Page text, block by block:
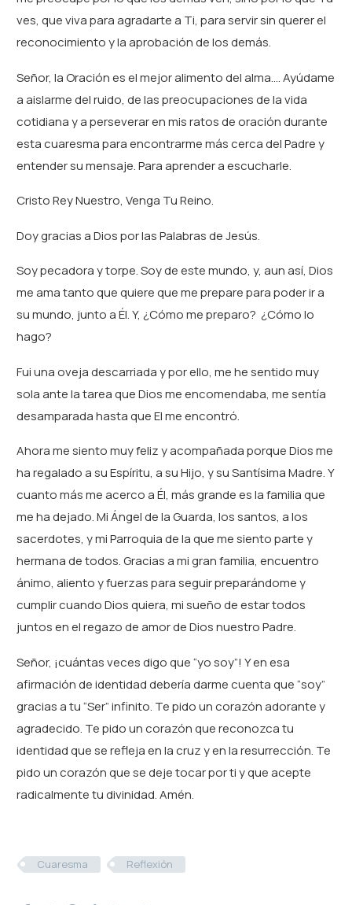
ves, que viva para agradarte a Ti, para servir sin querer el
reconocimiento y la aprobación de los demás.
Señor, la Oración es el mejor alimento del alma…. Ayúdame
a aislarme del ruido, de las preocupaciones de la vida
cotidiana y a perseverar en mis ratos de oración durante
esta cuaresma para encontrarme más cerca del Padre y
entender su mensaje. Para aprender a escucharle.
Cristo Rey Nuestro, Venga Tu Reino.
Doy gracias a Dios por las Palabras de Jesús.
Soy pecadora y torpe. Soy de este mundo, y, aun así, Dios
me ama tanto que quiere que me prepare para poder ir a
su mundo, junto a Él. Y, ¿Cómo me preparo? ¿Cómo lo
hago?
Fui una oveja descarriada y por ello, me he sentido muy
sola ante la tarea que Dios me encomendaba, me sentía
desamparada hasta que El me encontró.
Ahora me siento muy feliz y acompañada porque Dios me
ha regalado a su Espíritu, a su Hijo, y su Santísima Madre. Y
cuanto más me acerco a Él, más grande es la familia que
me ha dejado. Mi Ángel de la Guarda, los santos, a los
sacerdotes, y mi Parroquia de la que me siento parte y
hermana de todos. Gracias a mi gran familia, encuentro
ánimo, aliento y fuerzas para seguir preparándome y
cumplir cuando Dios quiera, mi sueño de estar todos
juntos en el regazo de amor de Dios nuestro Padre.
Señor, ¡cuántas veces digo que “yo soy”! Y en esa
afirmación de identidad debería darme cuenta que “soy”
gracias a tu “Ser” infinito. Te pido un corazón adorante y
agradecido. Te pido un corazón que reconozca tu
identidad que se refleja en la cruz y en la resurrección. Te
pido un corazón que se deje tocar por ti y que acepte
radicalmente tu divinidad. Amén.
Cuaresma Reflexión